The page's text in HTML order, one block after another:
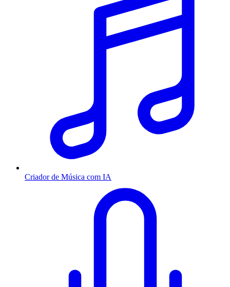
Criador de Música com IA